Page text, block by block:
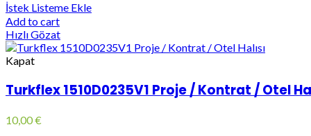
İstek Listeme Ekle
Add to cart
Hızlı Gözat
Kapat
Turkflex 1510D0235V1 Proje / Kontrat / Otel
10,00€